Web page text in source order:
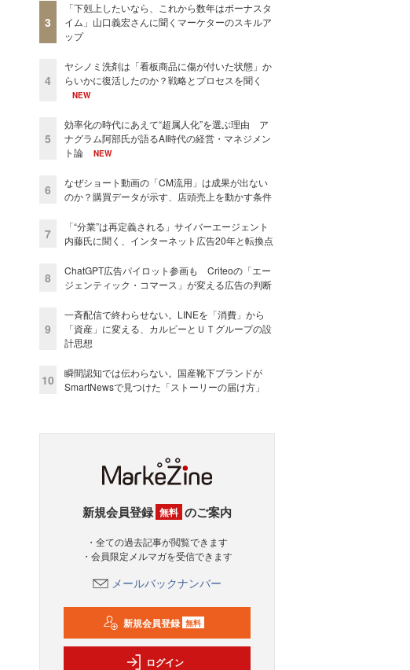
3
「下剋上したいなら、これから数年はボーナスタ
イム」山口義宏さんに聞くマーケターのスキルア
ップ
4
ヤシノミ洗剤は「看板商品に傷が付いた状態」か
らいかに復活したのか？戦略とプロセスを聞く
NEW
5
効率化の時代にあえて“超属人化”を選ぶ理由 ア
ナグラム阿部氏が語るAI時代の経営・マネジメン
ト論
NEW
6
なぜショート動画の「CM流用」は成果が出ない
のか？購買データが示す、店頭売上を動かす条件
7
「“分業”は再定義される」サイバーエージェント
内藤氏に聞く、インターネット広告20年と転換点
8
ChatGPT広告パイロット参画も Criteoの「エー
ジェンティック・コマース」が変える広告の判断
9
一斉配信で終わらせない。LINEを「消費」から
「資産」に変える、カルビーとＵＴグループの設
計思想
10
瞬間認知では伝わらない。国産靴下ブランドが
SmartNewsで見つけた「ストーリーの届け方」
新規会員登録 無料 のご案内
・全ての過去記事が閲覧できます
・会員限定メルマガを受信できます
メールバックナンバー
新規会員登録 無料
ログイン